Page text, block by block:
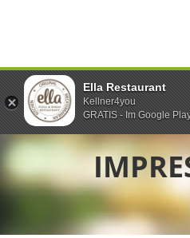
Ella Restaurant
Kellner4you
GRATIS - Im Google